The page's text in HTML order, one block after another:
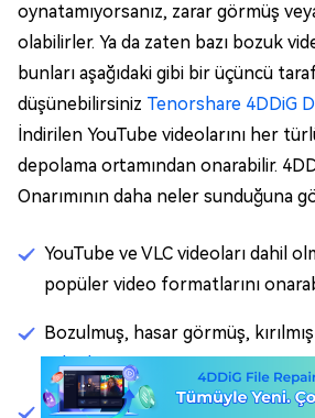
oynatamıyorsanız, zarar görmüş
olabilirler. Ya da zaten bazı bozuk
bunları aşağıdaki gibi bir üçüncü
düşünebilirsiniz Tenorshare 4DDiG
İndirilen YouTube videolarını her
depolama ortamından onarabilir.
Onarımının daha neler sunduğuna
YouTube ve VLC videoları dahil
popüler video formatlarını
Bozulmuş, hasar görmüş,
videolar.
Sabit disklerdeki, SD kartlardaki,